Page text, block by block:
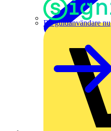
Bli guldanvändare nu